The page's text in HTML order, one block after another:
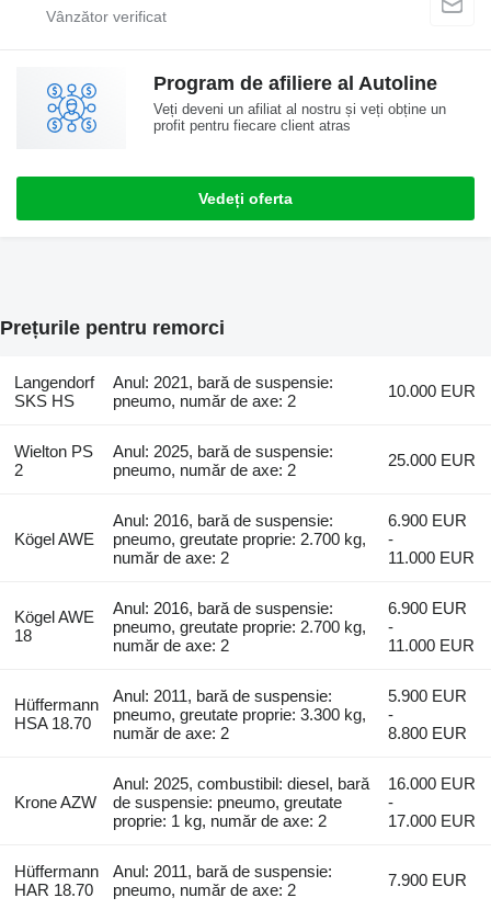
Program de afiliere al Autoline
Veți deveni un afiliat al nostru și veți obține un
profit pentru fiecare client atras
Vedeți oferta
Prețurile pentru remorci
Langendorf
SKS HS
Anul: 2021, bară de suspensie:
pneumo, număr de axe: 2
10.000 EUR
Wielton PS
2
Anul: 2025, bară de suspensie:
pneumo, număr de axe: 2
25.000 EUR
Kögel AWE
Anul: 2016, bară de suspensie:
pneumo, greutate proprie: 2.700 kg,
număr de axe: 2
6.900 EUR
-
11.000 EUR
Kögel AWE
18
Anul: 2016, bară de suspensie:
pneumo, greutate proprie: 2.700 kg,
număr de axe: 2
6.900 EUR
-
11.000 EUR
Hüffermann
HSA 18.70
Anul: 2011, bară de suspensie:
pneumo, greutate proprie: 3.300 kg,
număr de axe: 2
5.900 EUR
-
8.800 EUR
Krone AZW
Anul: 2025, combustibil: diesel, bară
de suspensie: pneumo, greutate
proprie: 1 kg, număr de axe: 2
16.000 EUR
-
17.000 EUR
Hüffermann
HAR 18.70
Anul: 2011, bară de suspensie:
pneumo, număr de axe: 2
7.900 EUR